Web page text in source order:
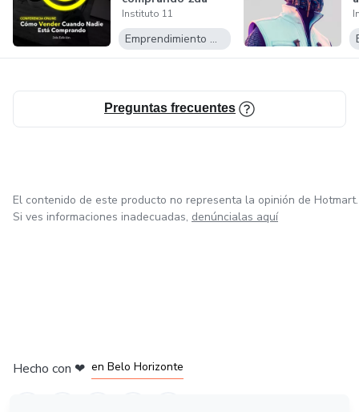
edición
Instituto 11
Emprendimiento Digital
Preguntas frecuentes
El contenido de este producto no representa la opinión de Hotmart.
Si ves informaciones inadecuadas, denúncialas aquí
Hecho con ❤ en Belo Horizonte